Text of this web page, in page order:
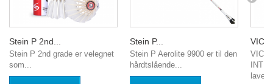
Stein P 2nd...
Stein P 2nd grade er velegnet
som...
Stein P...
Stein P Aerolite 9900 er til den
hårdtslående...